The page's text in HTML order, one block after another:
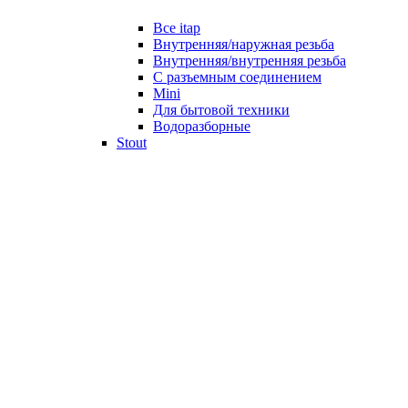
Все itap
Внутренняя/наружная резьба
Внутренняя/внутренняя резьба
С разъемным соединением
Mini
Для бытовой техники
Водоразборные
Stout